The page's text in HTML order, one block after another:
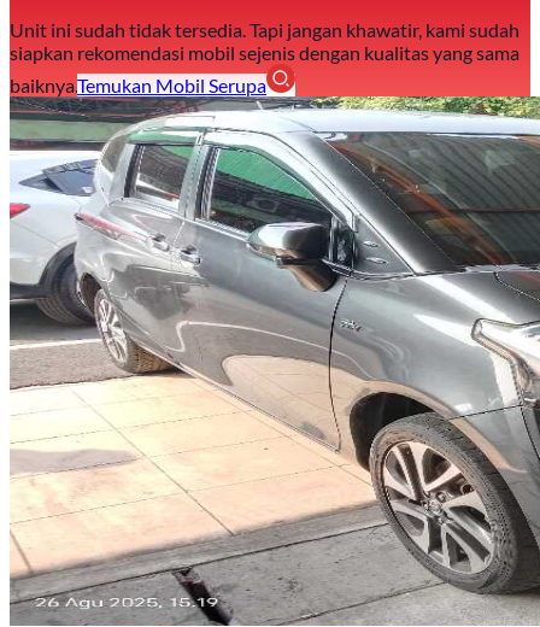
Unit ini sudah tidak tersedia. Tapi jangan khawatir, kami sudah
siapkan rekomendasi mobil sejenis dengan kualitas yang sama
baiknya.Temukan Mobil Serupa